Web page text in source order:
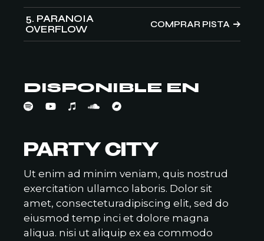
5 PARANOIA
OVERFLOW
COMPRAR PISTA
DISPONIBLE EN
PARTY CITY
Ut enim ad minim veniam, quis nostrud
exercitation ullamco laboris. Dolor sit
amet, consecteturadipiscing elit, sed do
eiusmod temp inci et dolore magna
aliqua. nisi ut aliquip ex ea commodo